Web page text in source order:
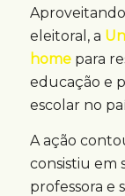
eleitoral, a
homepara
educação e
escolar no
A ação
consistiu em
professora e